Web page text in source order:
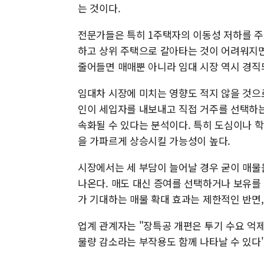
는 것이다.
전문가들은 특히 1주택자의 이동성 저하를
하고 상위 주택으로 갈아타는 것이 어려워
줄어들면 매매뿐 아니라 임대 시장 역시 경
임대차 시장에 미치는 영향도 적지 않을 것
인이 세입자를 내보내고 직접 거주를 선택
속화될 수 있다는 분석이다. 특히 도심이나
을 가파르게 상승시킬 가능성이 높다.
시장에서는 세 부담이 늘어날 경우 굳이 매
나온다. 매도 대신 증여를 선택하거나 보유
가 기대하는 매물 확대 효과는 제한적인 반
업계 관계자는 "장특공 개편은 투기 수요 억
물량 감소라는 부작용도 함께 나타날 수 있